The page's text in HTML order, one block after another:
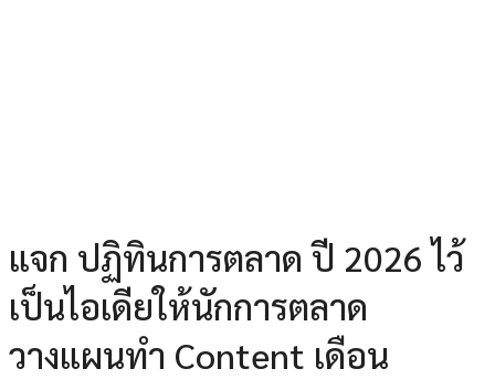
แจก ปฏิทินการตลาด ปี 2026 ไว้
เป็นไอเดียให้นักการตลาด
วางแผนทำ Content เดือน